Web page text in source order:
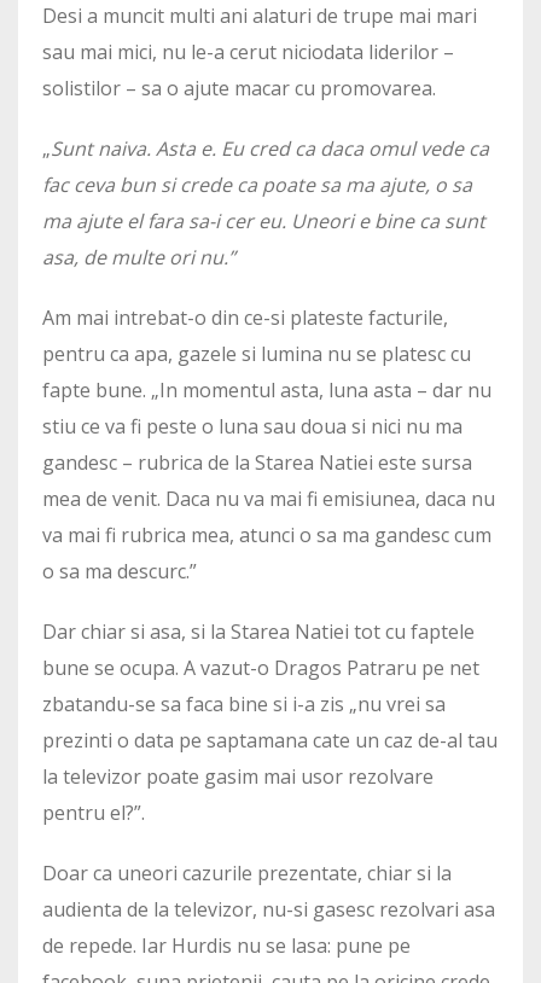
Desi a muncit multi ani alaturi de trupe mai mari
sau mai mici, nu le-a cerut niciodata liderilor –
solistilor – sa o ajute macar cu promovarea.
„Sunt naiva. Asta e. Eu cred ca daca omul vede ca
fac ceva bun si crede ca poate sa ma ajute, o sa
ma ajute el fara sa-i cer eu. Uneori e bine ca sunt
asa, de multe ori nu.”
Am mai intrebat-o din ce-si plateste facturile,
pentru ca apa, gazele si lumina nu se platesc cu
fapte bune. „In momentul asta, luna asta – dar nu
stiu ce va fi peste o luna sau doua si nici nu ma
gandesc – rubrica de la Starea Natiei este sursa
mea de venit. Daca nu va mai fi emisiunea, daca nu
va mai fi rubrica mea, atunci o sa ma gandesc cum
o sa ma descurc.”
Dar chiar si asa, si la Starea Natiei tot cu faptele
bune se ocupa. A vazut-o Dragos Patraru pe net
zbatandu-se sa faca bine si i-a zis „nu vrei sa
prezinti o data pe saptamana cate un caz de-al tau
la televizor poate gasim mai usor rezolvare
pentru el?”.
Doar ca uneori cazurile prezentate, chiar si la
audienta de la televizor, nu-si gasesc rezolvari asa
de repede. Iar Hurdis nu se lasa: pune pe